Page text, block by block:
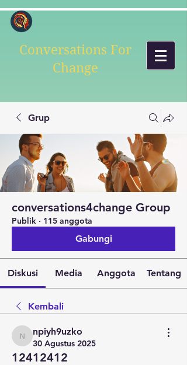
Conversations For
Change
Grup
conversations4change Group
Publik · 115 anggota
Gabungi
Diskusi Media Anggota Tentang
Kembali
npiyh9uzko
npiyh9uzko
30 Agustus 2025
12412412